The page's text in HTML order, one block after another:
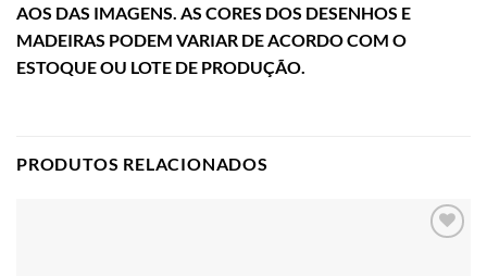
AOS DAS IMAGENS. AS CORES DOS DESENHOS E
MADEIRAS PODEM VARIAR DE ACORDO COM O
ESTOQUE OU LOTE DE PRODUÇÃO.
PRODUTOS RELACIONADOS